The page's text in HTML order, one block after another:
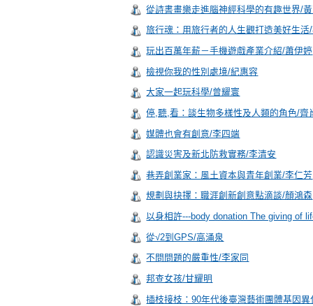
從詩書畫樂走進腦神經科學的有趣世界/
旅行魂：用旅行者的人生觀打造美好生活
玩出百萬年薪－手機遊戲產業介紹/蕭伊婷
檢視你我的性別處境/紀惠容
大家一起玩科學/曾耀寰
停,聽,看：談生物多樣性及人類的角色/齊
媒體也會有創意/李四端
認識災害及新北防救實務/李清安
巷弄創業家：風土資本與青年創業/李仁芳
規劃與抉擇：職涯創新創意點滴談/顏鴻森
以身相許---body donation The giving of
從√2到GPS/高涌泉
不問問題的嚴重性/李家同
邦查女孩/甘耀明
插枝接枝：90年代後臺灣藝術團體基因